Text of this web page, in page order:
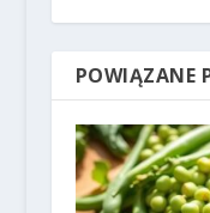
POWIĄZANE